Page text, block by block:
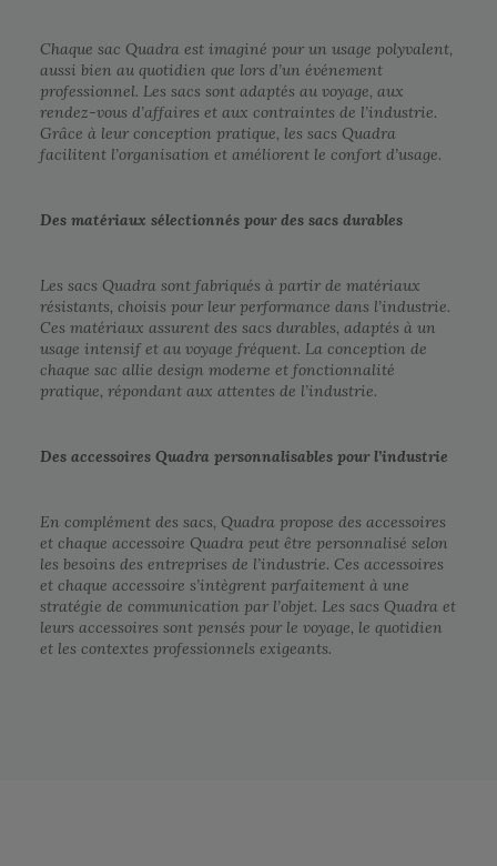
Chaque sac Quadra est imaginé pour un usage polyvalent,
aussi bien au quotidien que lors d’un événement
professionnel. Les sacs sont adaptés au voyage, aux
rendez-vous d’affaires et aux contraintes de l’industrie.
Grâce à leur conception pratique, les sacs Quadra
facilitent l’organisation et améliorent le confort d’usage.
Des matériaux sélectionnés pour des sacs durables
Les sacs Quadra sont fabriqués à partir de matériaux
résistants, choisis pour leur performance dans l’industrie.
Ces matériaux assurent des sacs durables, adaptés à un
usage intensif et au voyage fréquent. La conception de
chaque sac allie design moderne et fonctionnalité
pratique, répondant aux attentes de l’industrie.
Des accessoires Quadra personnalisables pour l’industrie
En complément des sacs, Quadra propose des accessoires
et chaque accessoire Quadra peut être personnalisé selon
les besoins des entreprises de l’industrie. Ces accessoires
et chaque accessoire s’intègrent parfaitement à une
stratégie de communication par l’objet. Les sacs Quadra et
leurs accessoires sont pensés pour le voyage, le quotidien
et les contextes professionnels exigeants.